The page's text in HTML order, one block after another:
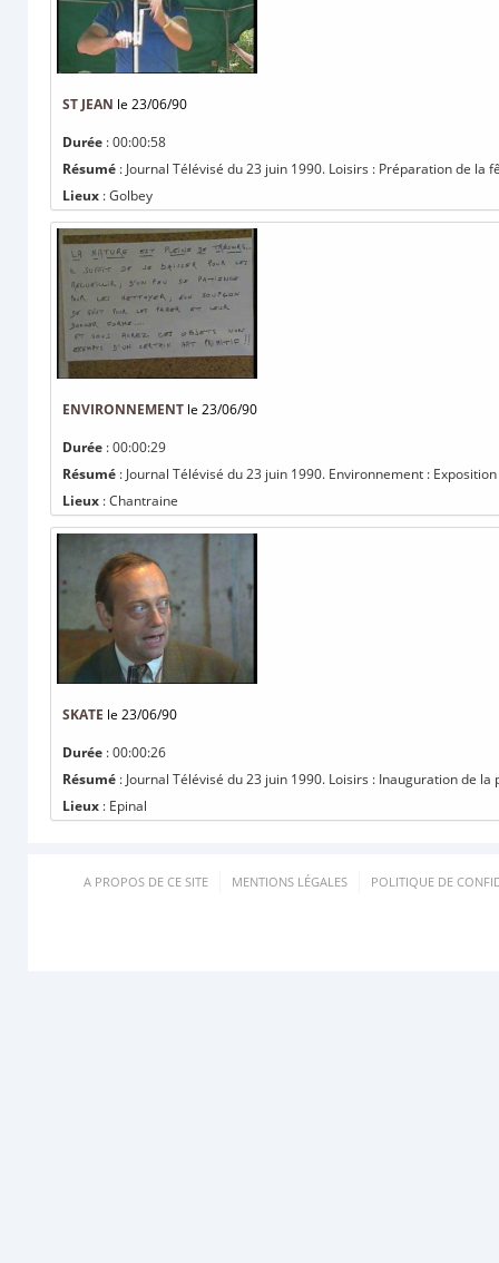
ST JEAN le 23/06/90
Durée : 00:00:58
Résumé : Journal Télévisé du 23 juin 1990. Loisirs : Préparation de la
Lieux : Golbey
ENVIRONNEMENT le 23/06/90
Durée : 00:00:29
Résumé : Journal Télévisé du 23 juin 1990. Environnement :
Lieux : Chantraine
SKATE le 23/06/90
Durée : 00:00:26
Résumé : Journal Télévisé du 23 juin 1990. Loisirs : Inauguration de
Lieux : Epinal
A PROPOS DE CE SITE MENTIONS LÉGALES POLITIQUE DE